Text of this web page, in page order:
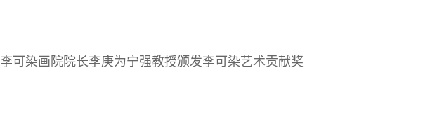
李可染画院院长李庚为宁强教授颁发李可染艺术贡献奖